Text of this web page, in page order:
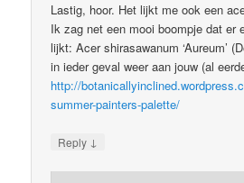
Lastig, hoor. Het lijkt me ook een
Ik zag net een mooi boompje dat er
lijkt: Acer shirasawanum ‘Aureum’
in ieder geval weer aan jouw (al
http://
summer-painters-palette/
Reply ↓